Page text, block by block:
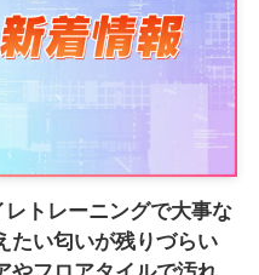
レトレーニングで大事な
たい匂いが残りづらい